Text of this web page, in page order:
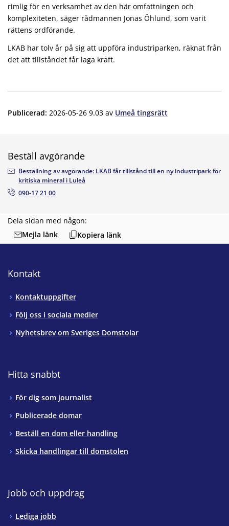
rimlig för en verksamhet av den här omfattningen och
komplexiteten, säger rådmannen Jonas Öhlund, som varit
rättens ordförande.
LKAB har tolv år på sig att uppföra industriparken, räknat från
det att tillståndet får laga kraft.
Publicerad: 2026-05-26 9.03 av Umeå tingsrätt
Dela sidan med någon:
Mejla länk
Kopiera länk
Beställ avgörande
Beställning av avgörande: LKAB får tillstånd till en ny industripark för
kritiska mineral i Luleå
090-17 21 00
Kontakt
Kontaktuppgifter
Följ oss i sociala medier
Nyhetsbrev om Sveriges Domstolar
Hitta snabbt
För dig som journalist
Publicerade domar
Beställ en dom eller handling
Skicka handlingar till domstolen
Jobb och uppdrag
Lediga jobb